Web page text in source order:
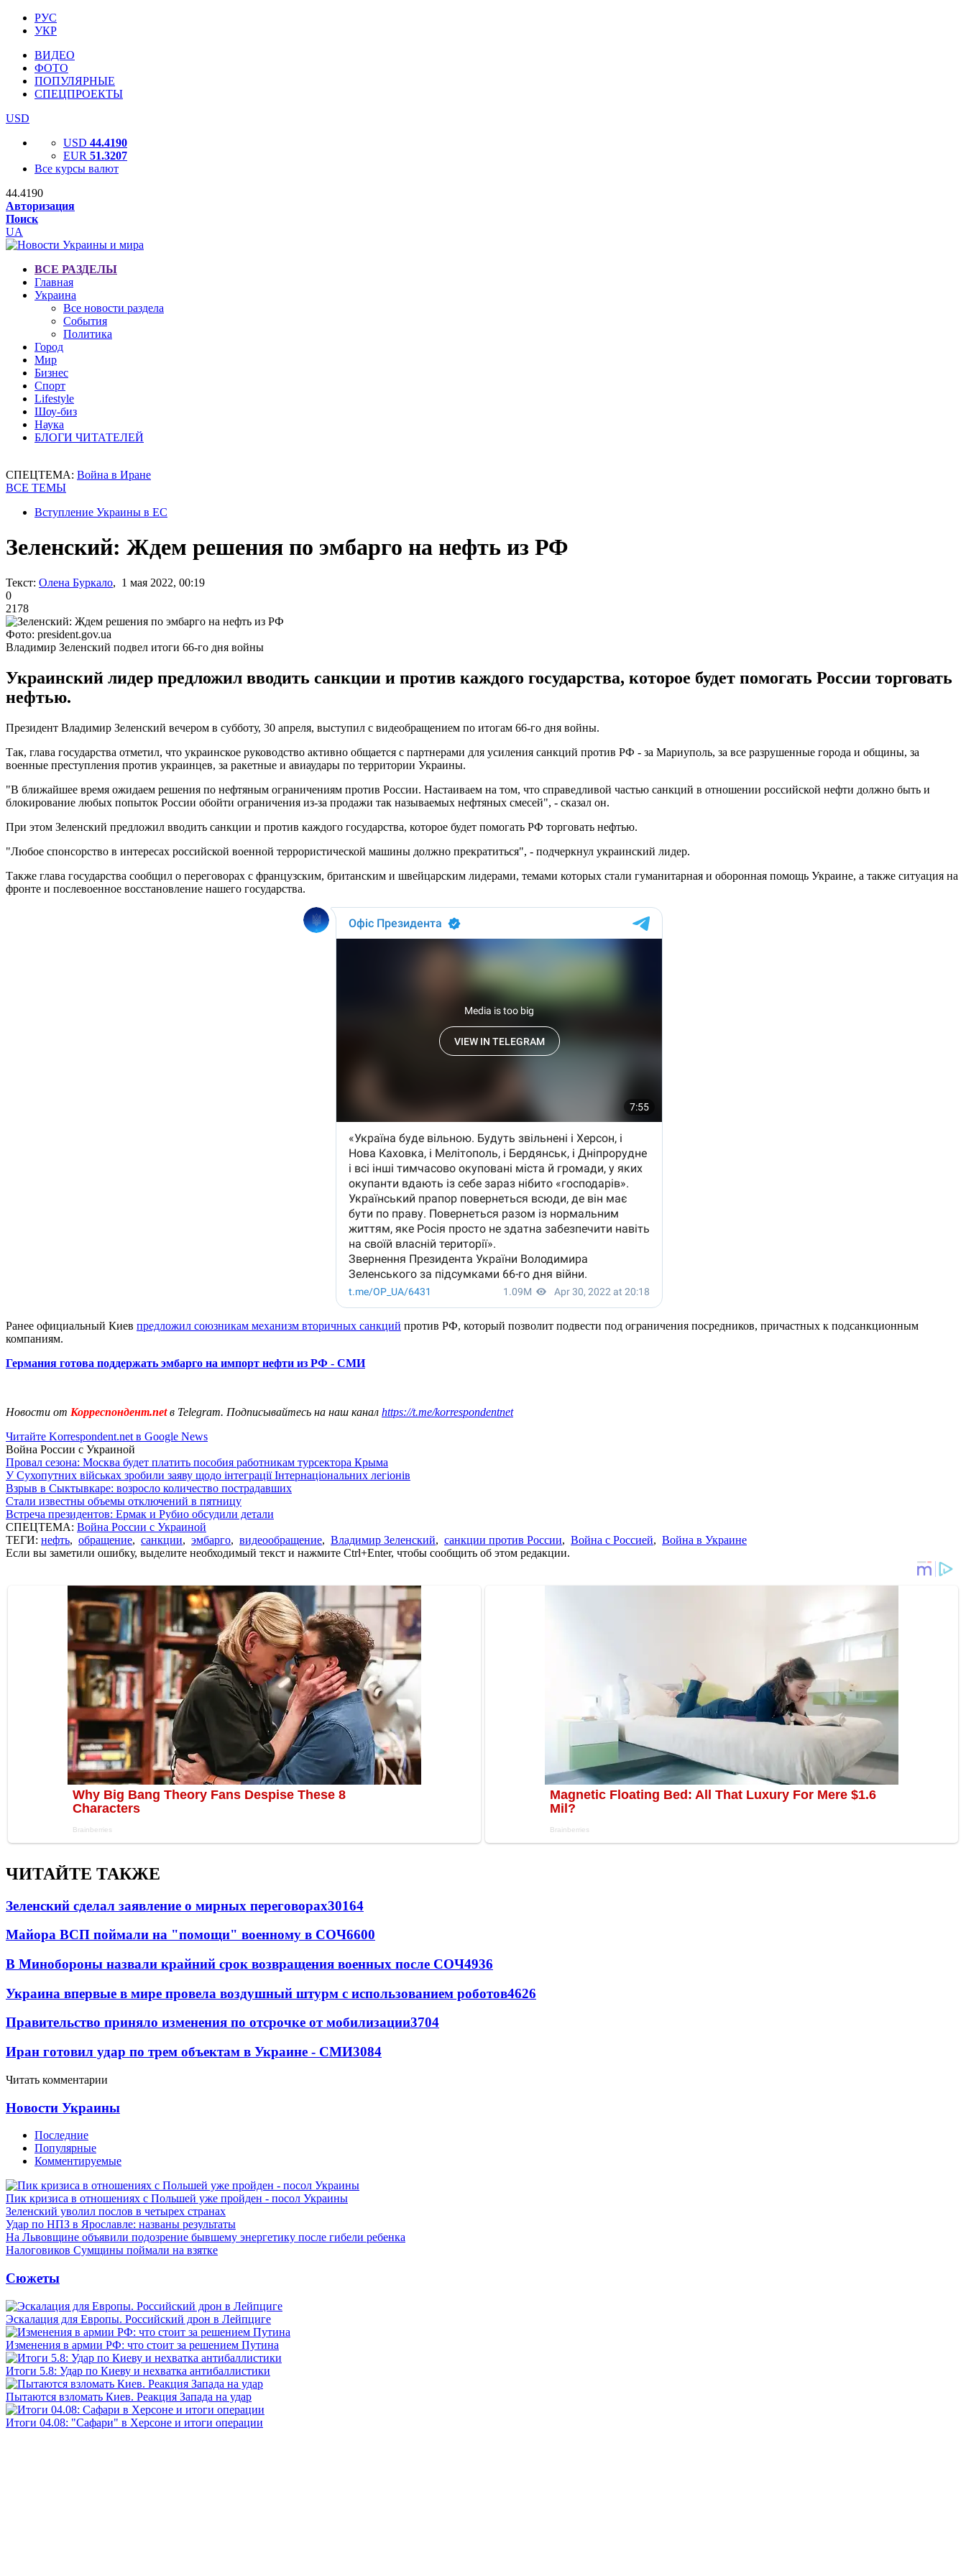
РУС
УКР
ВИДЕО
ФОТО
ПОПУЛЯРНЫЕ
СПЕЦПРОЕКТЫ
USD
USD 44.4190
EUR 51.3207
Все курсы валют
44.4190
Авторизация
Поиск
UA
ВСЕ РАЗДЕЛЫ
Главная
Украина
Все новости раздела
События
Политика
Город
Мир
Бизнес
Спорт
Lifestyle
Шоу-биз
Наука
БЛОГИ ЧИТАТЕЛЕЙ
СПЕЦТЕМА: Война в Иране
ВСЕ ТЕМЫ
Вступление Украины в ЕС
Зеленский: Ждем решения по эмбарго на нефть из РФ
Текст: Олена Буркало, 1 мая 2022, 00:19
0
2178
Фото: president.gov.ua
Владимир Зеленский подвел итоги 66-го дня войны
Украинский лидер предложил вводить санкции и против каждого государства, которое будет помогать России торговать
нефтью.
Президент Владимир Зеленский вечером в субботу, 30 апреля, выступил с видеобращением по итогам 66-го дня войны.
Так, глава государства отметил, что украинское руководство активно общается с партнерами для усиления санкций против РФ - за Мариуполь, за все разрушенные города и общины, за
военные преступления против украинцев, за ракетные и авиаудары по территории Украины.
"В ближайшее время ожидаем решения по нефтяным ограничениям против России. Настаиваем на том, что справедливой частью санкций в отношении российской нефти должно быть и
блокирование любых попыток России обойти ограничения из-за продажи так называемых нефтяных смесей", - сказал он.
При этом Зеленский предложил вводить санкции и против каждого государства, которое будет помогать РФ торговать нефтью.
"Любое спонсорство в интересах российской военной террористической машины должно прекратиться", - подчеркнул украинский лидер.
Также глава государства сообщил о переговорах с французским, британским и швейцарским лидерами, темами которых стали гуманитарная и оборонная помощь Украине, а также ситуация на
фронте и послевоенное восстановление нашего государства.
Ранее официальный Киев предложил союзникам механизм вторичных санкций против РФ, который позволит подвести под ограничения посредников, причастных к подсанкционным
компаниям.
Германия готова поддержать эмбарго на импорт нефти из РФ - СМИ
Новости от Корреспондент.netв Telegram. Подписывайтесь на наш канал https://t.me/korrespondentnet
Читайте Korrespondent.net в Google News
Война России с Украиной
Провал сезона: Москва будет платить пособия работникам турсектора Крыма
У Сухопутних військах зробили заяву щодо інтеграції Інтернаціональних легіонів
Взрыв в Сыктывкаре: возросло количество пострадавших
Стали известны объемы отключений в пятницу
Встреча президентов: Ермак и Рубио обсудили детали
СПЕЦТЕМА: Война России с Украиной
ТЕГИ: нефть, обращение, санкции, эмбарго, видеообращение, Владимир Зеленский, санкции против России, Война с Россией, Война в Украине
Если вы заметили ошибку, выделите необходимый текст и нажмите Ctrl+Enter, чтобы сообщить об этом редакции.
ЧИТАЙТЕ ТАКЖЕ
Зеленский сделал заявление о мирных переговорах30164
Майора ВСП поймали на "помощи" военному в СОЧ6600
В Минобороны назвали крайний срок возвращения военных после СОЧ4936
Украина впервые в мире провела воздушный штурм с использованием роботов4626
Правительство приняло изменения по отсрочке от мобилизации3704
Иран готовил удар по трем объектам в Украине - СМИ3084
Читать комментарии
Новости Украины
Последние
Популярные
Комментируемые
Пик кризиса в отношениях с Польшей уже пройден - посол Украины
Зеленский уволил послов в четырех странах
Удар по НПЗ в Ярославле: названы результаты
На Львовщине объявили подозрение бывшему энергетику после гибели ребенка
Налоговиков Сумщины поймали на взятке
Сюжеты
Эскалация для Европы. Российский дрон в Лейпциге
Изменения в армии РФ: что стоит за решением Путина
Итоги 5.8: Удар по Киеву и нехватка антибаллистики
Пытаются взломать Киев. Реакция Запада на удар
Итоги 04.08: "Сафари" в Херсоне и итоги операции